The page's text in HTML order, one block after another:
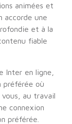
animées et
accorde une
et à la
fiable
Inter en ligne,
où
vous, au travail
connexion
préférée.